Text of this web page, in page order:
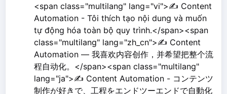
<span class="multilang" lang="vi">✍️ Content
Automation - Tôi thích tạo nội dung và muốn
tự động hóa toàn bộ quy trình.</span><span
class="multilang" lang="zh_cn">✍️ Content
Automation — 我喜欢内容创作，并希望把整个流
程自动化。</span><span class="multilang"
lang="ja">✍️ Content Automation - コンテンツ
制作が好きで、工程をエンドツーエンドで自動化